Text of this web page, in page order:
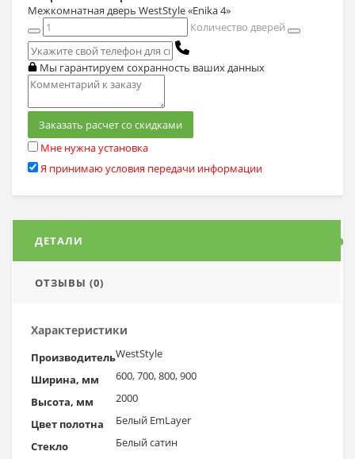
Межкомнатная дверь WestStyle «Enika 4»
Количество дверей
Мы гарантируем сохранность ваших данных
Заказать расчет со скидками
Мне нужна установка
Я принимаю условия передачи информации
ДЕТАЛИ
ОТЗЫВЫ (0)
Характеристики
ПроизводительWestStyle
Ширина, мм
600, 700, 800, 900
Высота, мм
2000
Цвет полотна
Белый EmLayer
Стекло
Белый сатин